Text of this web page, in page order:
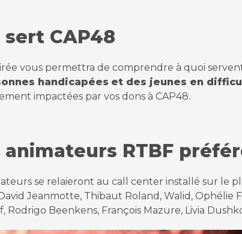
CAP48
vous permettra de comprendre à quoi
handicapées et des jeunes en
impactées par vos dons à CAP48.
animateurs RTBF
se relaieront au call center installé sur le
Jeanmotte, Thibaut Roland, Walid, Ophélie
Beenkens, François Mazure, Livia